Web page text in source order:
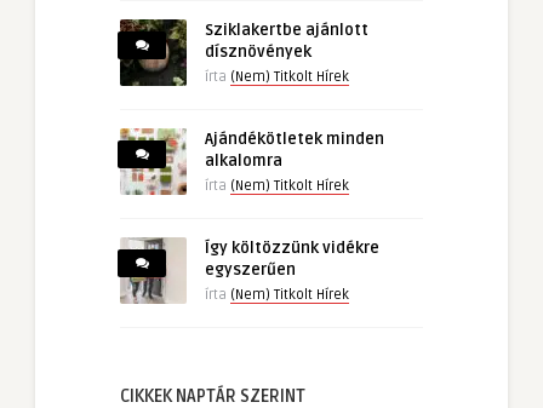
Sziklakertbe ajánlott
dísznövények
írta (Nem) Titkolt Hírek
Ajándékötletek minden
alkalomra
írta (Nem) Titkolt Hírek
Így költözzünk vidékre
egyszerűen
írta (Nem) Titkolt Hírek
CIKKEK NAPTÁR SZERINT